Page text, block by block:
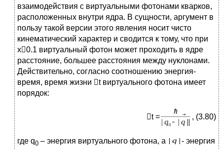
взаимодействия с виртуальными фотонами кварков,
расположенных внутри ядра. В сущности, аргумент в
пользу такой версии этого явления носит чисто
кинематический характер и сводится к тому, что при
x0.1 виртуальный фотон может проходить в ядре
расстояние, большее расстояния между нуклонами.
Действительно, согласно соотношению энергия-
время, время жизни t виртуального фотона имеет
порядок:
t = , (3.80)
где q0 – энергия виртуального фотона, а
- энергия